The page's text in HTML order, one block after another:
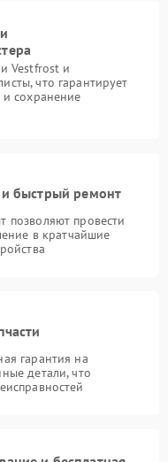
Vestfrost и
что гарантирует
сохранение
и быстрый ремонт
провести
в кратчайшие
гарантия на
детали, что